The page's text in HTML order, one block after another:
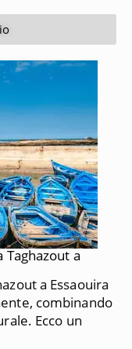
a
a Essaouira
combinando
Ecco un